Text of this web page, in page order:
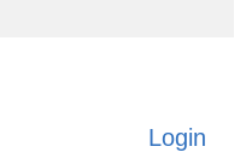
Login